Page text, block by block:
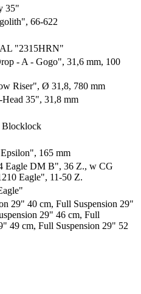
35"
66-622
"2315HRN"
- A - Gogo", 31,6 mm, 100
Riser", Ø 31,8, 780 mm
35", 31,8 mm
Blocklock
165 mm
Eagle DM B", 36 Z., w CG
Eagle", 11-50 Z.
29" 40 cm, Full Suspension 29"
29" 46 cm, Full
49 cm, Full Suspension 29" 52